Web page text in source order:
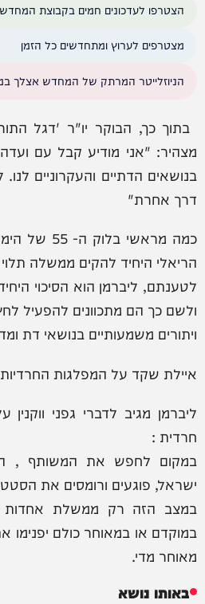
הצטרפו לעדכונים חמים בקבוצת המחדש
מצטרפים לערוץ ומתחדשים כל הזמן
הניוזלייטר המרתק של המחדש אצלך
‏בתוך כך, הבוקר יו"ר 'דגל
מצהיר: "אני מודיע קבל עם
בנושאים הדתיים והעקרוניים
דרך אחרת"
כמה מראשי
הריאלי היחיד להקים ממשלה
לטענתם, ליברמן הוא הסיכוי
ולשם כך הם מתכוונים להפעיל
ויתורים משמעותיים בנושאי דת
איילת שקד על המפלגות
ליברמן מגיב לדברי גפני
חרדית :
במקום לחפש את המשותף ,
ישראל, פוגעים ורומסים את
במצב הזה רק ממשלת אחדות
במוקדם או במאוחר כולם יפנימו
מאוחר מדי.
באותו נושא